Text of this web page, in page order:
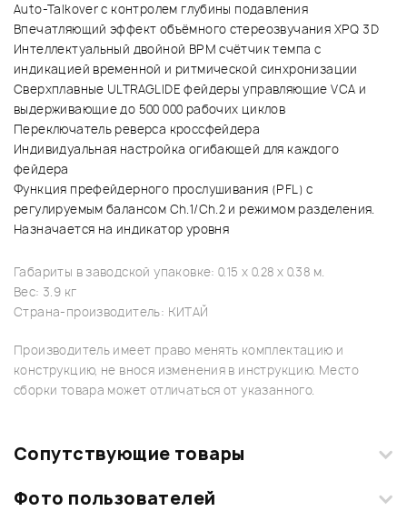
Auto-Talkover с контролем глубины подавления
Впечатляющий эффект объёмного стереозвучания XPQ 3D
Интеллектуальный двойной BPM счётчик темпа с
индикацией временной и ритмической синхронизации
Сверхплавные ULTRAGLIDE фейдеры управляющие VCA и
выдерживающие до 500 000 рабочих циклов
Переключатель реверса кроссфейдера
Индивидуальная настройка огибающей для каждого
фейдера
Функция префейдерного прослушивания (PFL) с
регулируемым балансом Ch.1/Ch.2 и режимом разделения.
Назначается на индикатор уровня
Габариты в заводской упаковке: 0.15 x 0.28 x 0.38 м.
Вес: 3.9 кг
Страна-производитель: КИТАЙ
Производитель имеет право менять комплектацию и
конструкцию, не внося изменения в инструкцию. Место
сборки товара может отличаться от указанного.
Сопутствующие товары
Фото пользователей